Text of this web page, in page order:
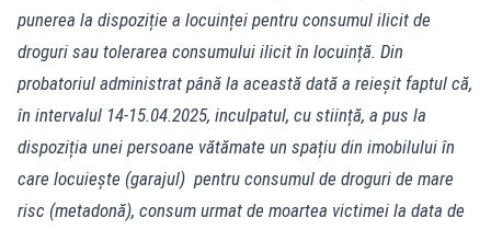
punerea la dispoziție a locuinței pentru consumul ilicit de
droguri sau tolerarea consumului ilicit în locuință. Din
probatoriul administrat până la această dată a reieșit faptul că,
în intervalul 14-15.04.2025, inculpatul, cu stiință, a pus la
dispoziția unei persoane vătămate un spațiu din imobilului în
care locuiește (garajul) pentru consumul de droguri de mare
risc (metadonă), consum urmat de moartea victimei la data de